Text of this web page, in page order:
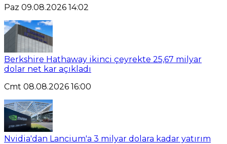
Paz 09.08.2026 14:02
Berkshire Hathaway ikinci çeyrekte 25,67 milyar
dolar net kar açıkladı
Cmt 08.08.2026 16:00
Nvidia'dan Lancium'a 3 milyar dolara kadar yatırım